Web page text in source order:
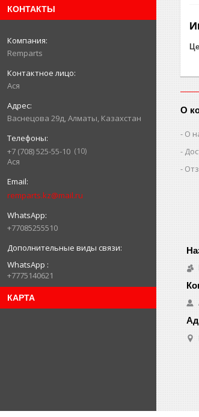
КОНТАКТЫ
Remparts
Ася
Васнецова 29д, Алматы, Казахстан
+7 (708) 525-55-10
10
Ася
remparts.kz@mail.ru
+77085255510
WhatsApp
+7775140621
КАРТА
О
О